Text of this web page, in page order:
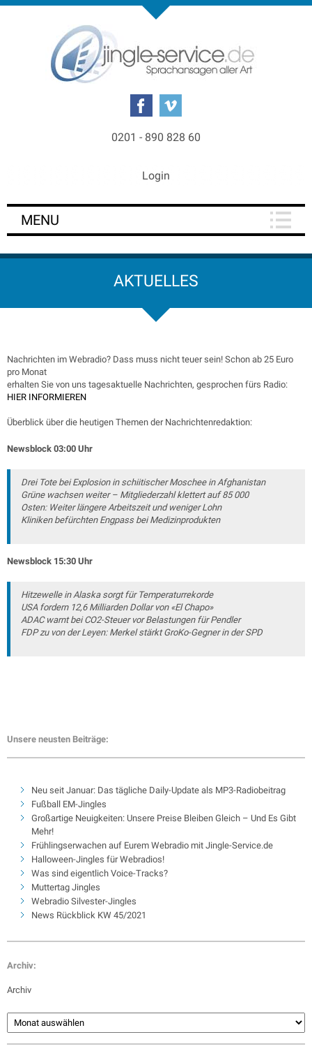
0201 - 890 828 60
Login
MENU
AKTUELLES
Nachrichten im Webradio? Dass muss nicht teuer sein! Schon ab 25 Euro
pro Monat
erhalten Sie von uns tagesaktuelle Nachrichten, gesprochen fürs Radio:
HIER INFORMIEREN
Überblick über die heutigen Themen der Nachrichtenredaktion:
Newsblock 03:00 Uhr
Drei Tote bei Explosion in schiitischer Moschee in Afghanistan
Grüne wachsen weiter – Mitgliederzahl klettert auf 85 000
Osten: Weiter längere Arbeitszeit und weniger Lohn
Kliniken befürchten Engpass bei Medizinprodukten
Newsblock 15:30 Uhr
Hitzewelle in Alaska sorgt für Temperaturrekorde
USA fordern 12,6 Milliarden Dollar von «El Chapo»
ADAC warnt bei CO2-Steuer vor Belastungen für Pendler
FDP zu von der Leyen: Merkel stärkt GroKo-Gegner in der SPD
Unsere neusten Beiträge:
Neu seit Januar: Das tägliche Daily-Update als MP3-Radiobeitrag
Fußball EM-Jingles
Großartige Neuigkeiten: Unsere Preise Bleiben Gleich – Und Es Gibt
Mehr!
Frühlingserwachen auf Eurem Webradio mit Jingle-Service.de
Halloween-Jingles für Webradios!
Was sind eigentlich Voice-Tracks?
Muttertag Jingles
Webradio Silvester-Jingles
News Rückblick KW 45/2021
Archiv:
Archiv